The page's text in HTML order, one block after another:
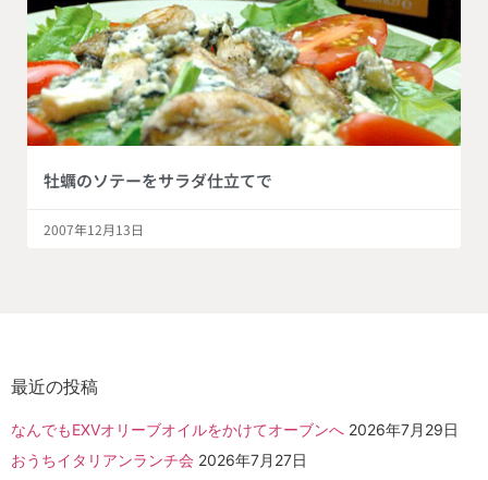
牡蠣のソテーをサラダ仕立てで
2007年12月13日
最近の投稿
なんでもEXVオリーブオイルをかけてオーブンへ 2026年7月29日
おうちイタリアンランチ会 2026年7月27日